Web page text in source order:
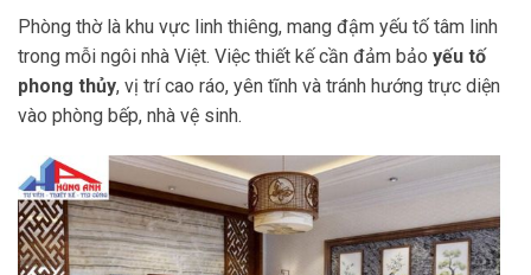
Phòng thờ là khu vực linh thiêng, mang đậm yếu tố tâm linh
trong mỗi ngôi nhà Việt. Việc thiết kế cần đảm bảo yếu tố
phong thủy, vị trí cao ráo, yên tĩnh và tránh hướng trực diện
vào phòng bếp, nhà vệ sinh.